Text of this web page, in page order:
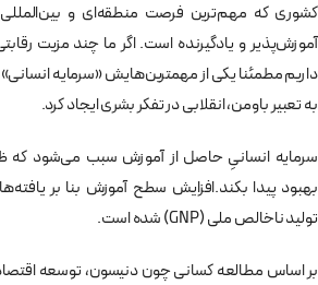
کشوری که مهم‌ترین فرصت منطقه‌ای و
آموزش‌پذیر و یادگیرنده است. اگر ما چند مزیت
داریم مطمئنا یکی از مهمترین‌هایش «سرمایه
به تعبير باومن، انقلابی در تفكر بشری ايجاد كرد.
سرمايه انسانیِ حاصل از آموزش سبب می‌شود كه
بهبود پيدا بكند.افزايش سطح آموزش بنا بر
تولید ناخالص ملی (GNP) شده است.
بر اساس مطالعه کسانی چون دنیسون، توسعه